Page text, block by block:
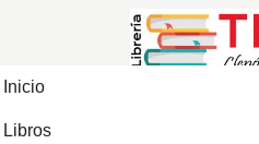
Inicio
Libros